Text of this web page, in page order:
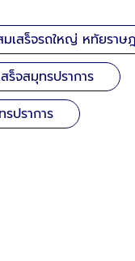
เสร็จรถใหญ่ หทัยราษ
ร็จสมุทรปราการ
ปราการ